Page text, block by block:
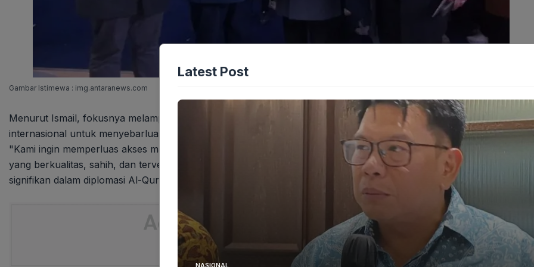
Gambar Istimewa : img.antaranews.com
Menurut Ismail, fokusnya melampaui sekadar aspek produksi dan distribusi. Ini adalah upaya kolaborasi strategis
internasional untuk menyebarluaskan literasi Al-Quran, pendidikan keagamaan, dan pemikiran Islam moderat.
"Kami ingin memperluas akses masyarakat Mesir dan kawasan sekitarnya terhadap mushaf Al-Quran Indonesia
yang berkualitas, sahih, dan terverifikasi," tegas Ismail, menyoroti ambisi Indonesia sebagai aktor global yang
signifikan dalam diplomasi Al-Quran.
Latest Post
NASIONAL